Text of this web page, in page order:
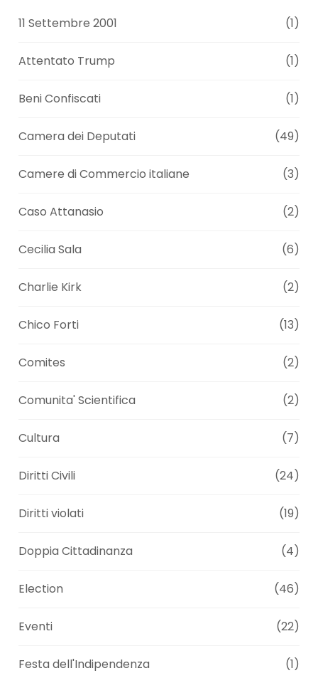
11 Settembre 2001 (1)
Attentato Trump (1)
Beni Confiscati (1)
Camera dei Deputati (49)
Camere di Commercio italiane (3)
Caso Attanasio (2)
Cecilia Sala (6)
Charlie Kirk (2)
Chico Forti (13)
Comites (2)
Comunita' Scientifica (2)
Cultura (7)
Diritti Civili (24)
Diritti violati (19)
Doppia Cittadinanza (4)
Election (46)
Eventi (22)
Festa dell'Indipendenza (1)